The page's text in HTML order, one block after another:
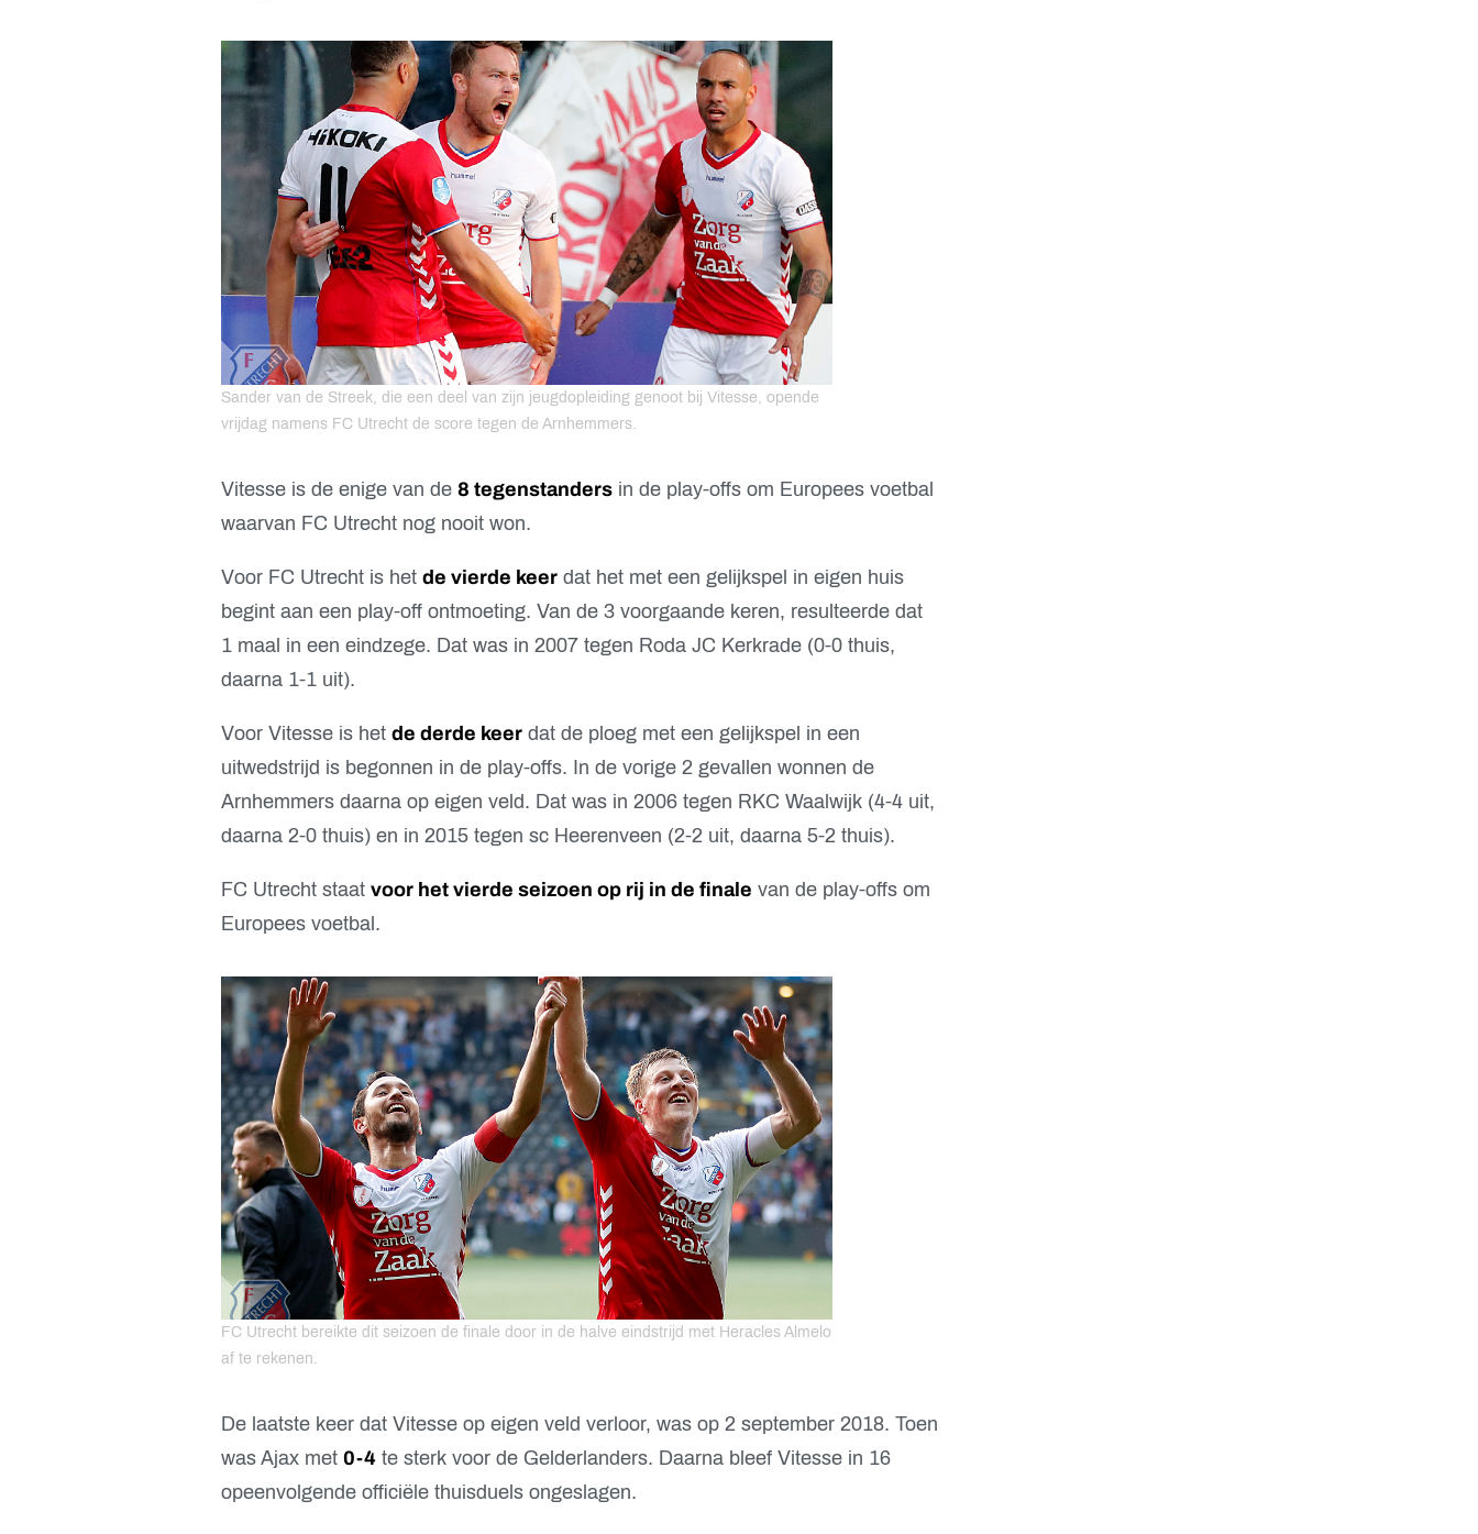
Sander van de Streek, die een deel van zijn jeugdopleiding genoot bij Vitesse, opende
vrijdag namens FC Utrecht de score tegen de Arnhemmers.
Vitesse is de enige van de 8 tegenstandersin de play-offs om Europees voetbal
waarvan FC Utrecht nog nooit won.
Voor FC Utrecht is het de vierde keerdat het met een gelijkspel in eigen huis
begint aan een play-off ontmoeting. Van de 3 voorgaande keren, resulteerde dat
1 maal in een eindzege. Dat was in 2007 tegen Roda JC Kerkrade (0-0 thuis,
daarna 1-1 uit).
Voor Vitesse is het de derde keerdat de ploeg met een gelijkspel in een
uitwedstrijd is begonnen in de play-offs. In de vorige 2 gevallen wonnen de
Arnhemmers daarna op eigen veld. Dat was in 2006 tegen RKC Waalwijk (4-4 uit,
daarna 2-0 thuis) en in 2015 tegen sc Heerenveen (2-2 uit, daarna 5-2 thuis).
FC Utrecht staat voor het vierde seizoen op rij in de finale van de play-offs om
Europees voetbal.
FC Utrecht bereikte dit seizoen de finale door in de halve eindstrijd met Heracles Almelo
af te rekenen.
De laatste keer dat Vitesse op eigen veld verloor, was op 2 september 2018. Toen
was Ajax met 0-4te sterk voor de Gelderlanders. Daarna bleef Vitesse in 16
opeenvolgende officiële thuisduels ongeslagen.